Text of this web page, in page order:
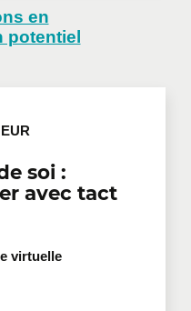
intéressés par une
en présentiel dans
mode virtuel, nous
adaptées aux
tarifs de groupes sont
ligne.
en
potentiel
soi :
avec tact
virtuelle